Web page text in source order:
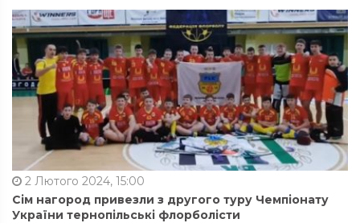
2 Лютого 2024, 15:00
Сім нагород привезли з другого туру Чемпіонату
України тернопільські флорболісти